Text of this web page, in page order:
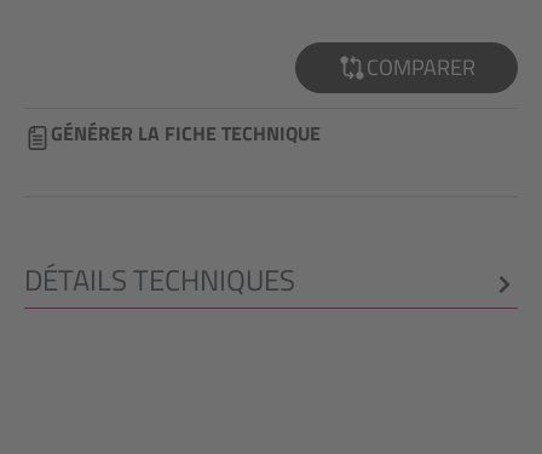
COMPARER
GÉNÉRER LA FICHE TECHNIQUE
DÉTAILS TECHNIQUES